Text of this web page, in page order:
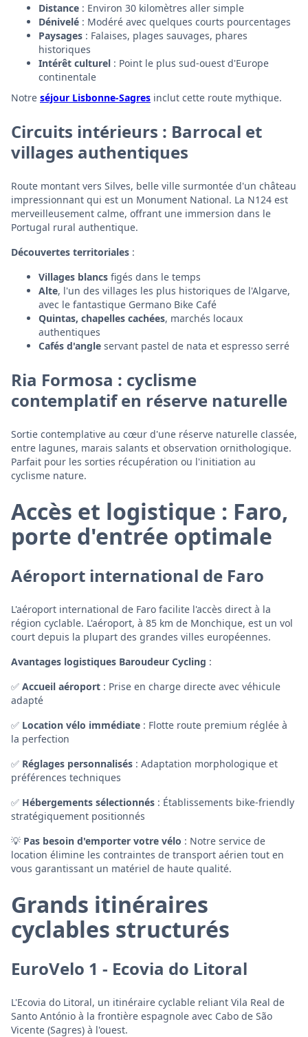
Distance : Environ 30 kilomètres aller simple
Dénivelé : Modéré avec quelques courts pourcentages
Paysages : Falaises, plages sauvages, phares
historiques
Intérêt culturel : Point le plus sud-ouest d'Europe
continentale
Notre séjour Lisbonne-Sagres inclut cette route mythique.
Circuits intérieurs : Barrocal et
villages authentiques
Route montant vers Silves, belle ville surmontée d'un château
impressionnant qui est un Monument National. La N124 est
merveilleusement calme, offrant une immersion dans le
Portugal rural authentique.
Découvertes territoriales :
Villages blancs figés dans le temps
Alte, l'un des villages les plus historiques de l'Algarve,
avec le fantastique Germano Bike Café
Quintas, chapelles cachées, marchés locaux
authentiques
Cafés d'angle servant pastel de nata et espresso serré
Ria Formosa : cyclisme
contemplatif en réserve naturelle
Sortie contemplative au cœur d'une réserve naturelle classée,
entre lagunes, marais salants et observation ornithologique.
Parfait pour les sorties récupération ou l'initiation au
cyclisme nature.
Accès et logistique : Faro,
porte d'entrée optimale
Aéroport international de Faro
L'aéroport international de Faro facilite l'accès direct à la
région cyclable. L'aéroport, à 85 km de Monchique, est un vol
court depuis la plupart des grandes villes européennes.
Avantages logistiques Baroudeur Cycling :
✅ Accueil aéroport : Prise en charge directe avec véhicule
adapté
✅ Location vélo immédiate : Flotte route premium réglée à
la perfection
✅ Réglages personnalisés : Adaptation morphologique et
préférences techniques
✅ Hébergements sélectionnés : Établissements bike-friendly
stratégiquement positionnés
💡 Pas besoin d'emporter votre vélo : Notre service de
location élimine les contraintes de transport aérien tout en
vous garantissant un matériel de haute qualité.
Grands itinéraires
cyclables structurés
EuroVelo 1 - Ecovia do Litoral
L'Ecovia do Litoral, un itinéraire cyclable reliant Vila Real de
Santo António à la frontière espagnole avec Cabo de São
Vicente (Sagres) à l'ouest.